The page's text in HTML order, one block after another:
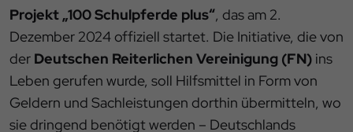
Projekt „100 Schulpferde plus“, das am 2.
Dezember 2024 offiziell startet. Die Initiative, die von
der Deutschen Reiterlichen Vereinigung (FN) ins
Leben gerufen wurde, soll Hilfsmittel in Form von
Geldern und Sachleistungen dorthin übermitteln, wo
sie dringend benötigt werden – Deutschlands